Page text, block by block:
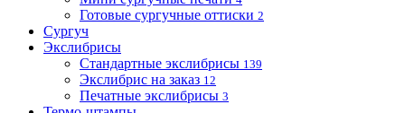
Готовые сургучные оттиски 2
Сургуч
Экслибрисы
Стандартные экслибрисы 139
Экслибрис на заказ 12
Печатные экслибрисы 3